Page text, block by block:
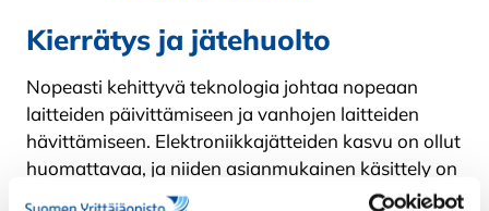
Kierrätys ja jätehuolto
Nopeasti kehittyvä teknologia johtaa nopeaan
laitteiden päivittämiseen ja vanhojen laitteiden
hävittämiseen. Elektroniikkajätteiden kasvu on ollut
huomattavaa, ja niiden asianmukainen käsittely on
tärkeää ympäristön ja ihmisten terveyden kannalta.